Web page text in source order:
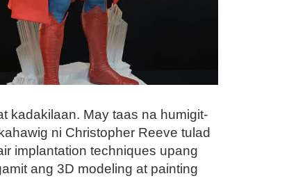
kadakilaan. May taas na humigit-
ni Christopher Reeve tulad
implantation techniques upang
ang 3D modeling at painting